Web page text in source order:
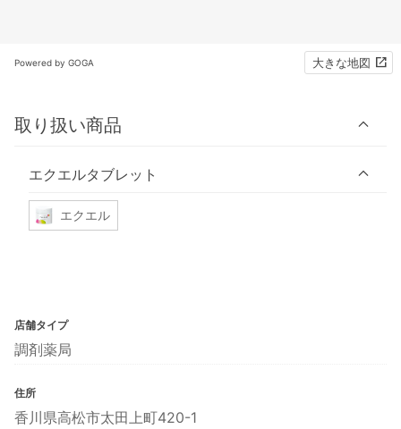
Powered by GOGA 大きな地図
取り扱い商品
エクエルタブレット
エクエル
店舗タイプ
調剤薬局
住所
香川県高松市太田上町420-1